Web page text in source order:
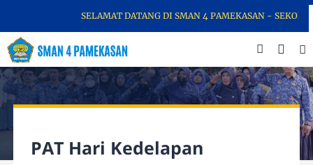
SELAMAT DATANG DI SMAN 4 PAMEKASAN - SEKOLAH
PAT Hari Kedelapan